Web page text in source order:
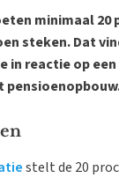
minimaal 20
steken. Dat
in reactie op
stelt de 20